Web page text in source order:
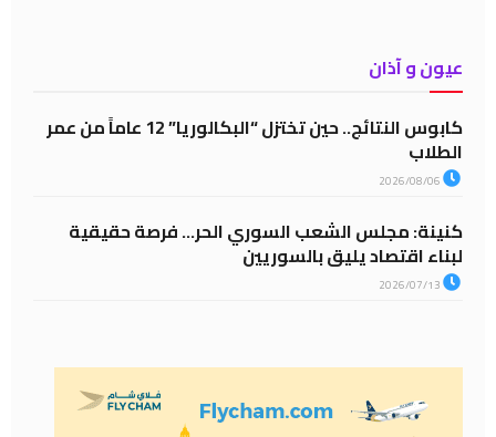
عيون و آذان
كابوس النتائج.. حين تختزل “البكالوريا” 12 عاماً من عمر
الطلاب
كنينة: مجلس الشعب السوري الحر… فرصة حقيقية
لبناء اقتصاد يليق بالسوريين